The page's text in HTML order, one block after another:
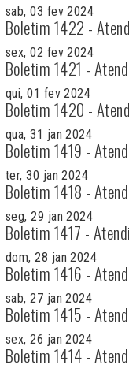
sab, 03 fev 2024
Boletim 1422 -
sex, 02 fev 2024
Boletim 1421 -
qui, 01 fev 2024
Boletim 1420 -
qua, 31 jan 2024
Boletim 1419 -
ter, 30 jan 2024
Boletim 1418 -
seg, 29 jan 2024
Boletim 1417 -
dom, 28 jan 2024
Boletim 1416 -
sab, 27 jan 2024
Boletim 1415 -
sex, 26 jan 2024
Boletim 1414 -